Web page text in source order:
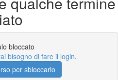
bloccato
bisogno di fare il login.
per sbloccarlo